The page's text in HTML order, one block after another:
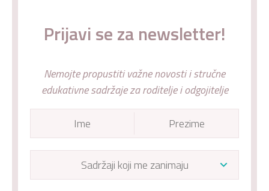
Prijavi se za newsletter!
Nemojte propustiti važne novosti i stručne
edukativne sadržaje za roditelje i odgojitelje